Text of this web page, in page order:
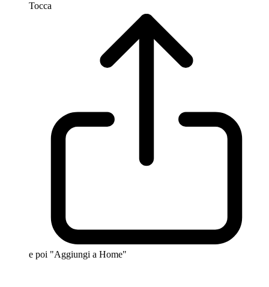
Tocca
e poi "Aggiungi a Home"